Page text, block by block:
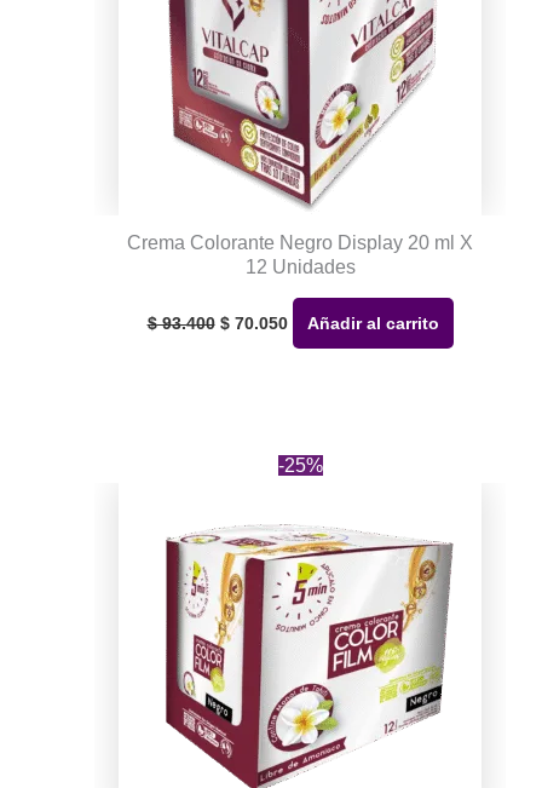
Crema Colorante Negro Display 20 ml X
12 Unidades
$93.400 precio
$70.050
El
precio
actual
Añadir al carrito
-25%